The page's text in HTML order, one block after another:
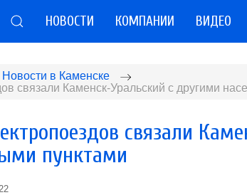
НОВОСТИ КОМПАНИИ ВИДЕО
Новости в Каменске
связали Каменск-Уральский с другими
связали
пунктами